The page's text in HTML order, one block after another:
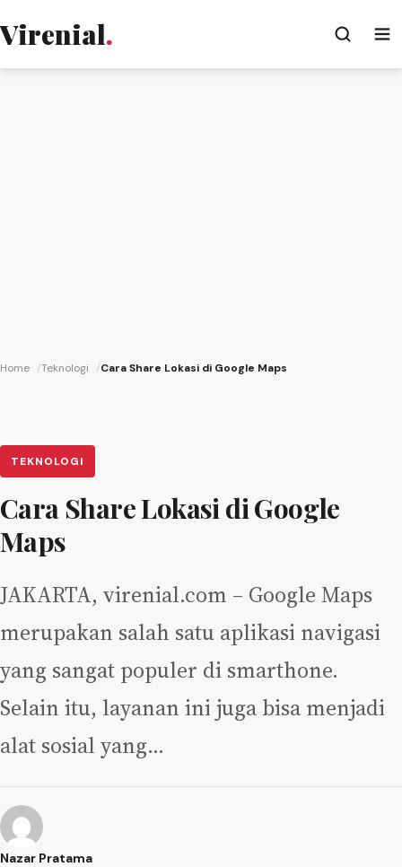
Virenial.
Home Teknologi Cara Share Lokasi di Google Maps
TEKNOLOGI
Cara Share Lokasi di Google
Maps
JAKARTA, virenial.com – Google Maps
merupakan salah satu aplikasi navigasi
yang sangat populer di smarthone.
Selain itu, layanan ini juga bisa menjadi
alat sosial yang…
Nazar Pratama